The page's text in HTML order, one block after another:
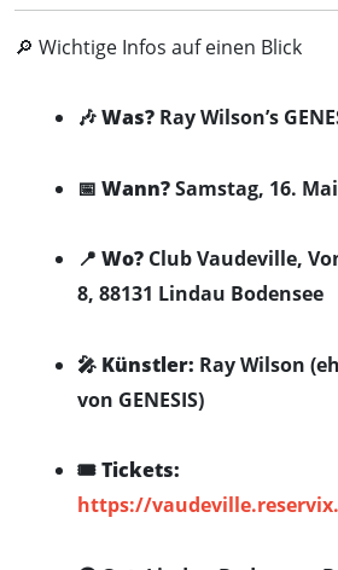
🔎 Wichtige Infos auf einen Blick
🎶Was? Ray Wilson’s
📅 Wann?Samstag, 16.
📍 Wo? Club Vaudeville,
8, 88131 Lindau Bodensee
🎤 Künstler: Ray Wilson
von GENESIS)
🎟️Tickets:
https://